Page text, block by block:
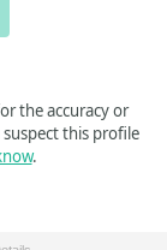
the accuracy or
this profile
.